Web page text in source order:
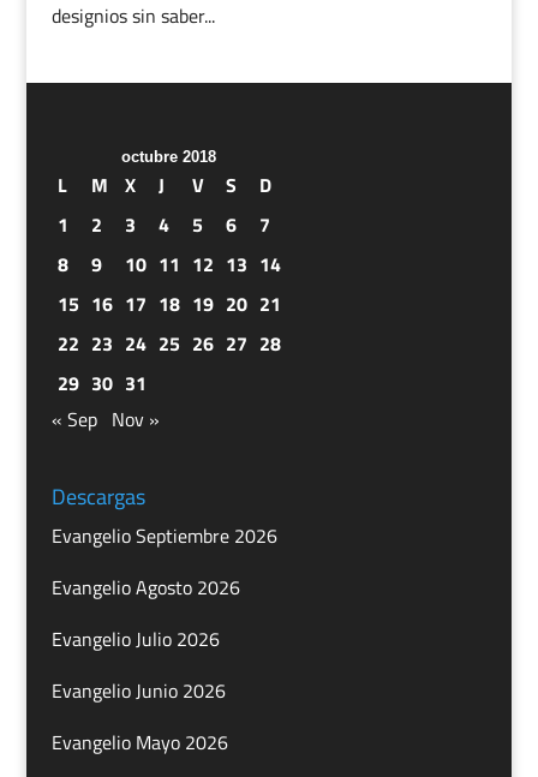
designios sin saber...
octubre 2018
L M X J V S
D
1
2 3 4 5 6
7
8
9 10 11 12 13 14
15 16 17 18 19 20 21
22 23 24 25 26 27 28
29 30 31
« Sep Nov »
Descargas
Evangelio Septiembre 2026
Evangelio Agosto 2026
Evangelio Julio 2026
Evangelio Junio 2026
Evangelio Mayo 2026